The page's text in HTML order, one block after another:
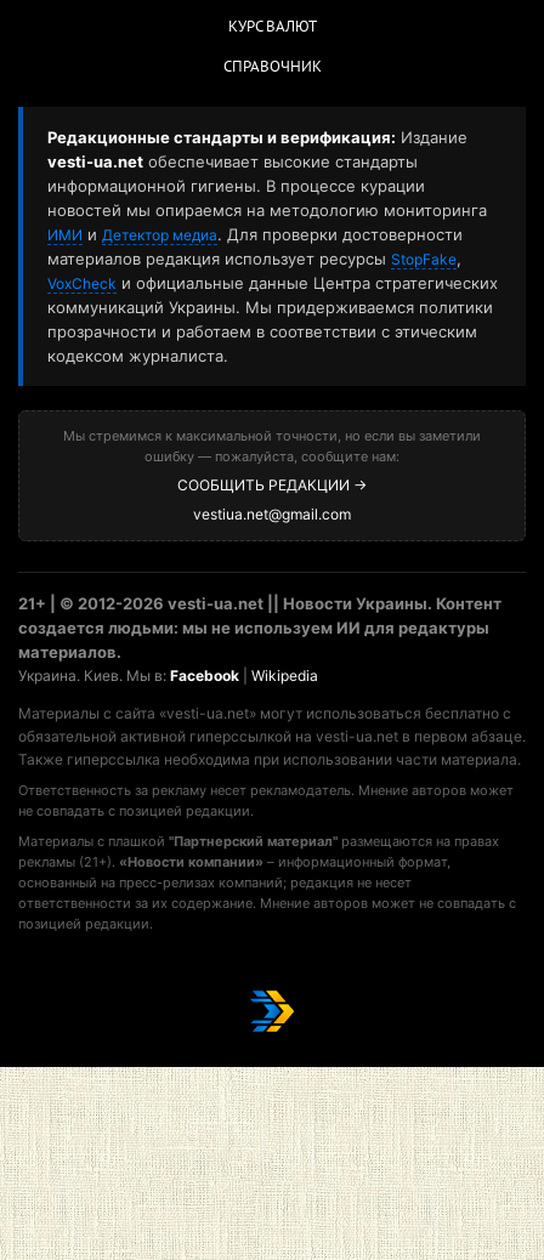
КУРС ВАЛЮТ
СПРАВОЧНИК
Редакционные стандарты и верификация: Издание
vesti-ua.net обеспечивает высокие стандарты
информационной гигиены. В процессе курации
новостей мы опираемся на методологию мониторинга
ИМИ и Детектор медиа. Для проверки достоверности
материалов редакция использует ресурсы StopFake,
VoxCheck и официальные данные Центра стратегических
коммуникаций Украины. Мы придерживаемся политики
прозрачности и работаем в соответствии с этическим
кодексом журналиста.
Мы стремимся к максимальной точности, но если вы заметили
ошибку — пожалуйста, сообщите нам:
СООБЩИТЬ РЕДАКЦИИ →
vestiua.net@gmail.com
21+ | © 2012-2026 vesti-ua.net || Новости Украины. Контент
создается людьми: мы не используем ИИ для редактуры
материалов.
Украина. Киев. Мы в: Facebook Wikipedia
Материалы с сайта «vesti-ua.net» могут использоваться бесплатно с
обязательной активной гиперссылкой на vesti-ua.net в первом абзаце.
Также гиперссылка необходима при использовании части материала.
Ответственность за рекламу несет рекламодатель. Мнение авторов может
не совпадать с позицией редакции.
Материалы с плашкой "Партнерский материал" размещаются на правах
рекламы (21+). «Новости компании» – информационный формат,
основанный на пресс-релизах компаний; редакция не несет
ответственности за их содержание. Мнение авторов может не совпадать с
позицией редакции.